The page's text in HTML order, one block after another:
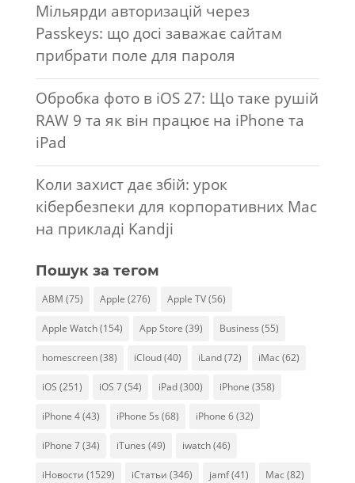
Мільярди авторизацій через
Passkeys: що досі заважає сайтам
прибрати поле для пароля
Обробка фото в iOS 27: Що таке рушій
RAW 9 та як він працює на iPhone та
iPad
Коли захист дає збій: урок
кібербезпеки для корпоративних Mac
на прикладі Kandji
Пошук за тегом
ABM (75) Apple (276) Apple TV(56)
Apple Watch(154) App Store (39) Business (55)
homescreen(38) iCloud(40) iLand(72) iMac (62)
iOS (251) iOS 7(54) iPad(300) iPhone (358)
iPhone 4(43) iPhone 5s (68) iPhone 6(32)
iPhone 7(34) iTunes (49) iwatch(46)
iНовости (1529) iСтатьи (346) jamf(41) Mac (82)